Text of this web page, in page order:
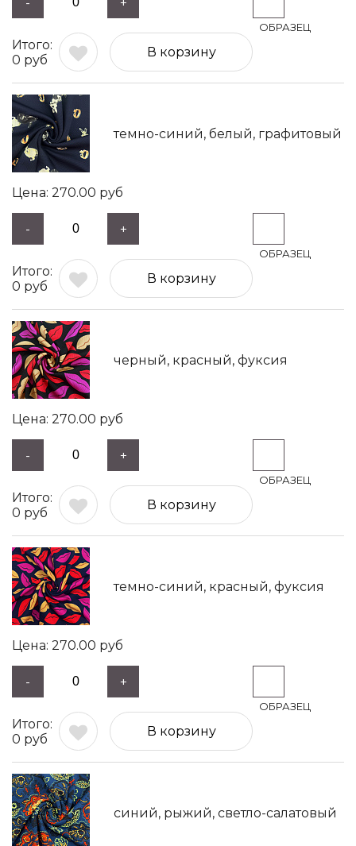
0 руб
В корзину
темно-синий, белый, графитовый
270.00 руб
- +
0 руб
В корзину
черный, красный, фуксия
270.00 руб
- +
0 руб
В корзину
темно-синий, красный, фуксия
270.00 руб
- +
0 руб
В корзину
синий, рыжий, светло-салатовый